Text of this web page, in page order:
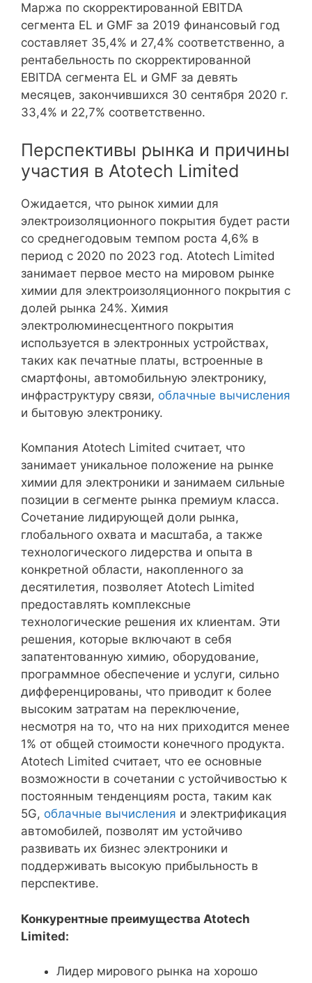
Маржа по скорректированной EBITDA
сегмента EL и GMF за 2019 финансовый год
составляет 35,4% и 27,4% соответственно, а
рентабельность по скорректированной
EBITDA сегмента EL и GMF за девять
месяцев, закончившихся 30 сентября 2020 г.
33,4% и 22,7% соответственно.
Перспективы рынка и причины
участия в Atotech Limited
Ожидается, что рынок химии для
электроизоляционного покрытия будет расти
со среднегодовым темпом роста 4,6% в
период с 2020 по 2023 год. Atotech Limited
занимает первое место на мировом рынке
химии для электроизоляционного покрытия с
долей рынка 24%. Химия
электролюминесцентного покрытия
используется в электронных устройствах,
таких как печатные платы, встроенные в
смартфоны, автомобильную электронику,
инфраструктуру связи, облачные вычисления
и бытовую электронику.
Компания Atotech Limited считает, что
занимает уникальное положение на рынке
химии для электроники и занимаем сильные
позиции в сегменте рынка премиум класса.
Сочетание лидирующей доли рынка,
глобального охвата и масштаба, а также
технологического лидерства и опыта в
конкретной области, накопленного за
десятилетия, позволяет Atotech Limited
предоставлять комплексные
технологические решения их клиентам. Эти
решения, которые включают в себя
запатентованную химию, оборудование,
программное обеспечение и услуги, сильно
дифференцированы, что приводит к более
высоким затратам на переключение,
несмотря на то, что на них приходится менее
1% от общей стоимости конечного продукта.
Atotech Limited считает, что ее основные
возможности в сочетании с устойчивостью к
постоянным тенденциям роста, таким как
5G, облачные вычисления и электрификация
автомобилей, позволят им устойчиво
развивать их бизнес электроники и
поддерживать высокую прибыльность в
перспективе.
Конкурентные преимущества Atotech
Limited:
Лидер мирового рынка на хорошо